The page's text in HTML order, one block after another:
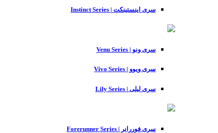
سری اینستینکت | Instinct Series
سری ونو | Venu Series
سری ویوو | Vivo Series
سری لیلی | Lily Series
سری فوررانر | Forerunner Series